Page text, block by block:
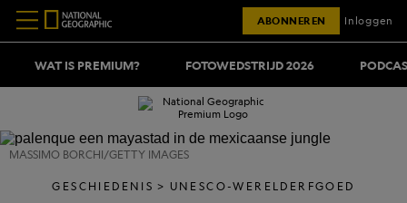
WAT IS PREMIUM? FOTOWEDSTRIJD 2026
ABONNEREN Inloggen
MASSIMO BORCHI/GETTY IMAGES
GESCHIEDENIS UNESCO-WERELDERFGOED